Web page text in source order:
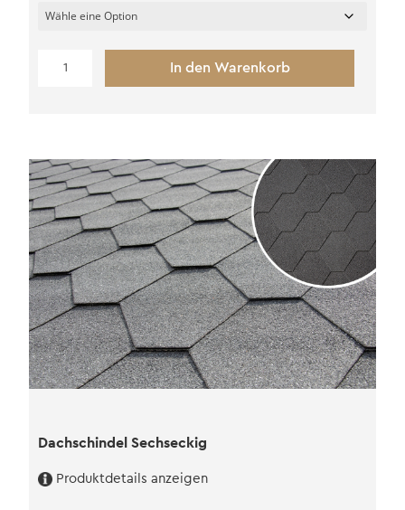
Dachschindel
Rechteckig
In den Warenkorb
Dachschindel Sechseckig
Produktdetails anzeigen